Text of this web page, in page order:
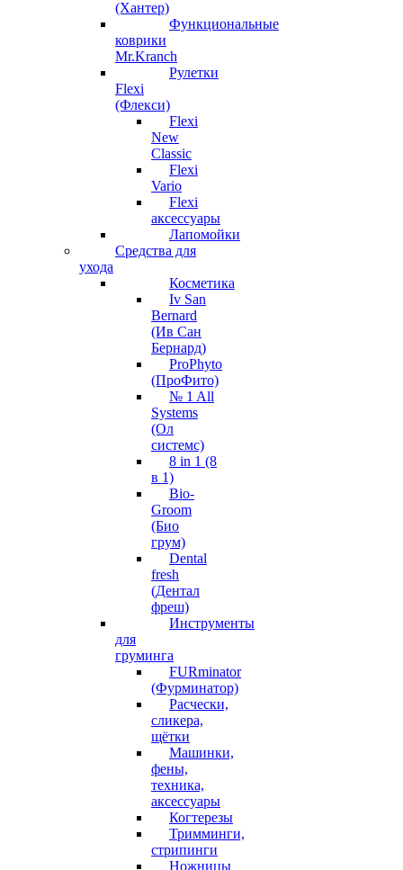
(Хантер)
Функциональные
коврики
Mr.Kranch
Рулетки
Flexi
(Флекси)
Flexi
New
Classic
Flexi
Vario
Flexi
аксессуары
Лапомойки
Средства для
ухода
Косметика
Iv San
Bernard
(Ив Сан
Бернард)
ProPhyto
(ПроФито)
№ 1 All
Systems
(Ол
системс)
8 in 1 (8
в 1)
Bio-
Groom
(Био
грум)
Dental
fresh
(Дентал
фреш)
Инструменты
для
груминга
FURminator
(Фурминатор)
Расчески,
сликера,
щётки
Машинки,
фены,
техника,
аксессуары
Когтерезы
Тримминги,
стрипинги
Ножницы